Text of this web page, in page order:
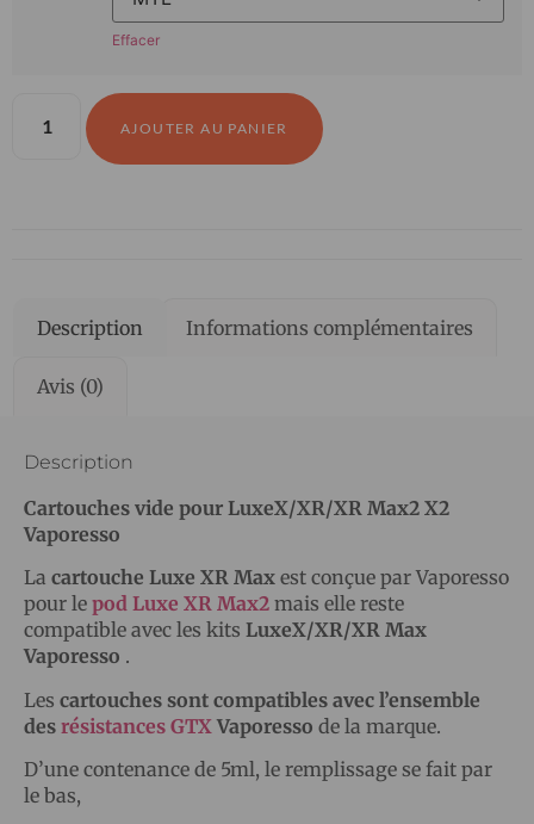
Effacer
AJOUTER AU PANIER
Description Informations complémentaires
Avis (0)
Description
Cartouches vide pour LuxeX/XR/XR Max2 X2
Vaporesso
La cartouche Luxe XR Max est conçue par Vaporesso
pour le pod Luxe XR Max2 mais elle reste
compatible avec les kits LuxeX/XR/XR Max
Vaporesso .
Les cartouches sont compatibles avec l’ensemble
des résistances GTX Vaporesso de la marque.
D’une contenance de 5ml, le remplissage se fait par
le bas,